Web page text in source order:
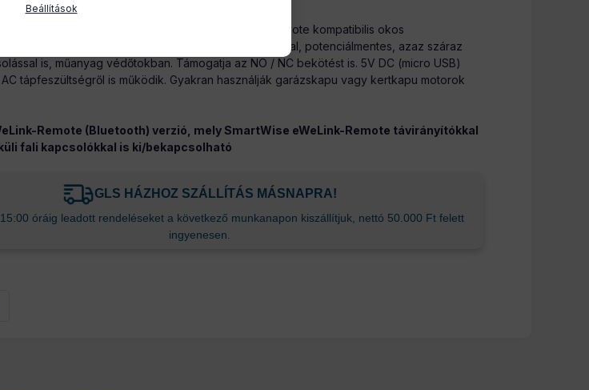
és eWeLink app kompatibilis) WiFi + eWeLink Remote kompatibilis okos
áramkörrel, normál és impulzus kapcsolási üzemmóddal, potenciálmentes, azaz száraz
is, műanyag védőtokban. Támogatja az NO / NC bekötést is. 5V DC (micro USB)
tápfeszültségről is működik. Gyakran használják garázskapu vagy kertkapu motorok
Remote (Bluetooth) verzió, mely SmartWise eWeLink-Remote távirányítókkal
fali kapcsolókkal is ki/bekapcsolható
GLS HÁZHOZ SZÁLLÍTÁS MÁSNAPRA!
óráig leadott rendeléseket a következő munkanapon kiszállítjuk, nettó 50.000 Ft felett
ingyenesen.
Beállítások